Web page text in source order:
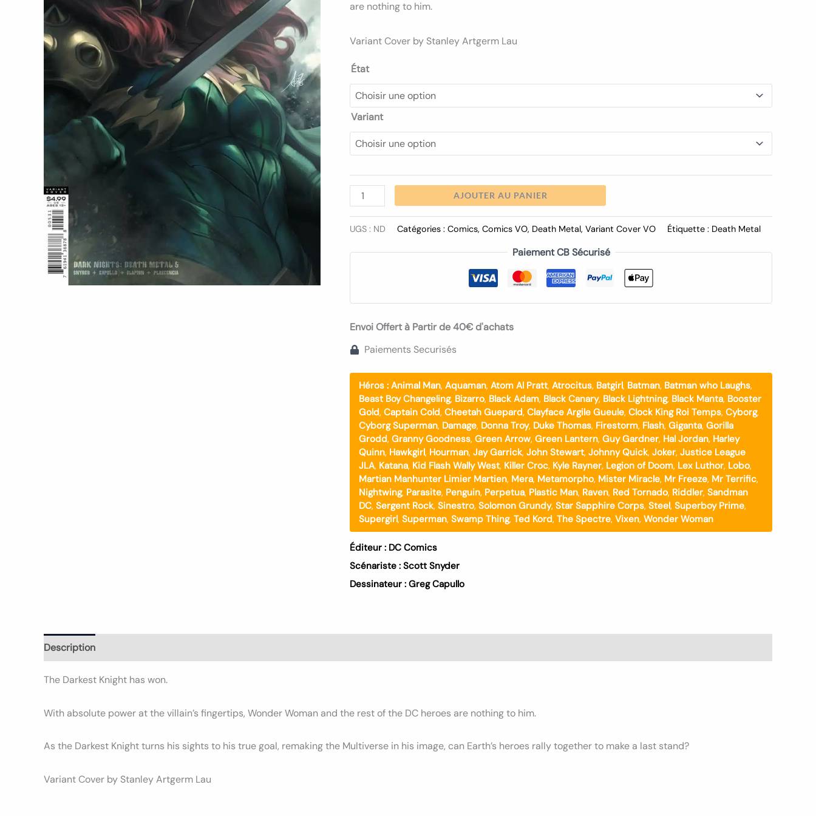
are nothing to him.
Variant Cover by Stanley Artgerm Lau
État
Variant
05
AJOUTER AU PANIER
UGS : ND Catégories : Comics, Comics VO, Death Metal, Variant Cover VO Étiquette : Death Metal
Paiement CB Sécurisé
Envoi Offert à Partir de 40€ d'achats
Paiements Securisés
Héros : Animal Man, Aquaman, Atom Al Pratt, Atrocitus, Batgirl, Batman, Batman who Laughs,
Beast Boy Changeling, Bizarro, Black Adam, Black Canary, Black Lightning, Black Manta, Booster
Gold, Captain Cold, Cheetah Guepard, Clayface Argile Gueule, Clock King Roi Temps, Cyborg,
Cyborg Superman, Damage, Donna Troy, Duke Thomas, Firestorm, Flash, Giganta, Gorilla
Grodd, Granny Goodness, Green Arrow, Green Lantern, Guy Gardner, Hal Jordan, Harley
Quinn, Hawkgirl, Hourman, Jay Garrick, John Stewart, Johnny Quick, Joker, Justice League
JLA, Katana, Kid Flash Wally West, Killer Croc, Kyle Rayner, Legion of Doom, Lex Luthor, Lobo,
Martian Manhunter Limier Martien, Mera, Metamorpho, Mister Miracle, Mr Freeze, Mr Terrific,
Nightwing, Parasite, Penguin, Perpetua, Plastic Man, Raven, Red Tornado, Riddler, Sandman
DC, Sergent Rock, Sinestro, Solomon Grundy, Star Sapphire Corps, Steel, Superboy Prime,
Supergirl, Superman, Swamp Thing, Ted Kord, The Spectre, Vixen, Wonder Woman
Éditeur : DC Comics
Scénariste : Scott Snyder
Dessinateur : Greg Capullo
Description
The Darkest Knight has won.
With absolute power at the villain’s fingertips, Wonder Woman and the rest of the DC heroes are nothing to him.
As the Darkest Knight turns his sights to his true goal, remaking the Multiverse in his image, can Earth’s heroes rally together to make a last stand?
Variant Cover by Stanley Artgerm Lau